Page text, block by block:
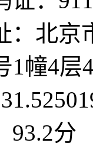
：北京
1幢4层
93.2分